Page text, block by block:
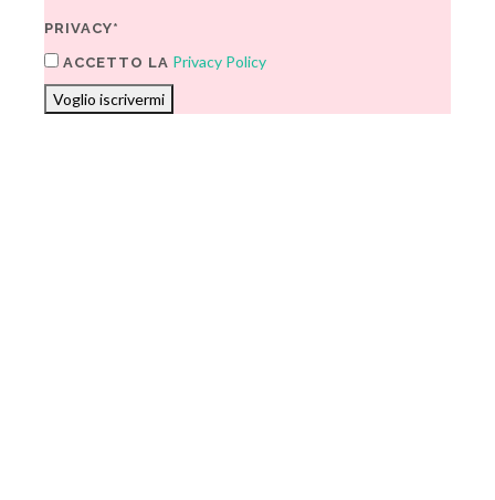
PRIVACY*
ACCETTO LA Privacy Policy
Voglio iscrivermi